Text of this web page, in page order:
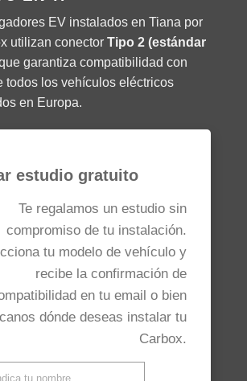
EV instalados en Tiana por
utilizan conector Tipo 2 (estándar
garantiza compatibilidad con
todos los vehículos eléctricos
en Europa.
estudio gratuito
Te regalamos un estudio sin
compromiso de tu instalación.
tu modelo de vehículo y
recibe la confirmación de
en tu email o bien
dónde deseas instalar tu
Carbox.